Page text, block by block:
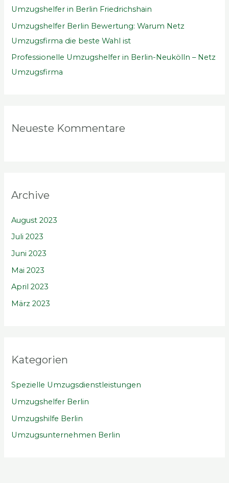
h
:
Umzugshelfer in Berlin Friedrichshain
Umzugshelfer Berlin Bewertung: Warum Netz
Umzugsfirma die beste Wahl ist
Professionelle Umzugshelfer in Berlin-Neukölln – Netz
Umzugsfirma
Neueste Kommentare
Archive
August 2023
Juli 2023
Juni 2023
Mai 2023
April 2023
März 2023
Kategorien
Spezielle Umzugsdienstleistungen
Umzugshelfer Berlin
Umzugshilfe Berlin
Umzugsunternehmen Berlin